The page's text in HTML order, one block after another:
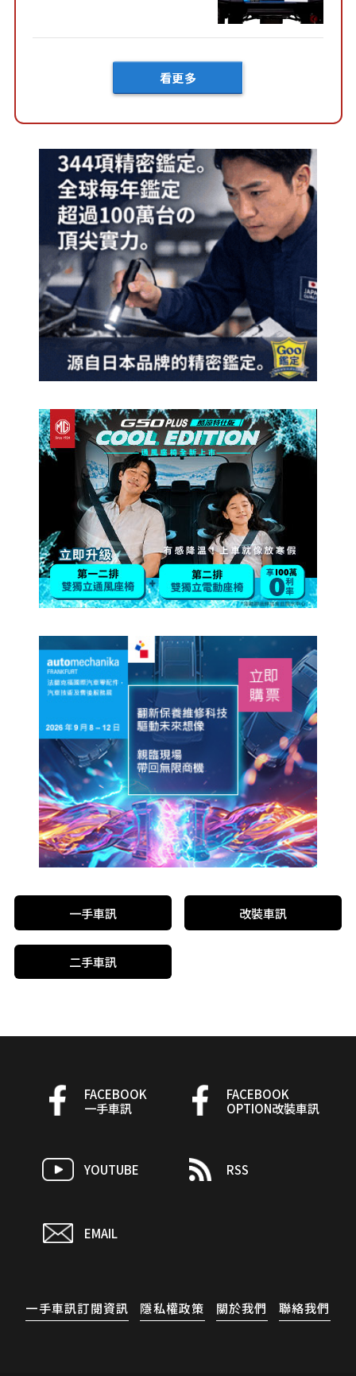
「Mega C...
看更多
一手車訊 改裝車訊
二手車訊
FACEBOOK
一手車訊
FACEBOOK
OPTION改裝車訊
YOUTUBE RSS
EMAIL
一手車訊訂閱資訊 隱私權政策 關於我們 聯絡我們